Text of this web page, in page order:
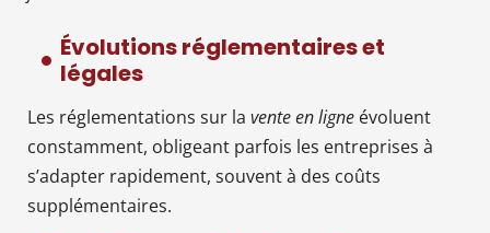
Évolutions réglementaires et
légales
Les réglementations sur la vente en ligne évoluent
constamment, obligeant parfois les entreprises à
s’adapter rapidement, souvent à des coûts
supplémentaires.